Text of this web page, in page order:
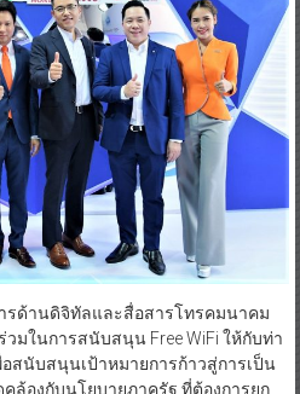
รด้านดิจิทัลและสื่อสารโทรคมนาคม
มในการสนับสนุน Free WiFi ให้กับท่า
สนับสนุนเป้าหมายการก้าวสู่การเป็น
ดคล้องกับนโยบายภาครัฐ ที่ต้องการยก